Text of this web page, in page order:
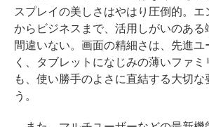
スプレイの美しさはやはり圧倒的。エ
からビジネスまで、活用しがいのある
間違いない。画面の精細さは、先進ユ
く、タブレットになじみの薄いファミ
も、使い勝手のよさに直結する大切な
う。